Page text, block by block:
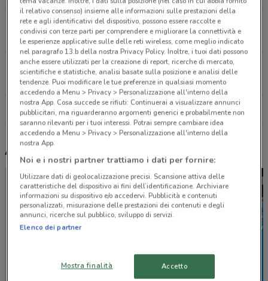
Via Laurentina, 928 Roma
38.1 km
Via Di Tor Cervara, 34 Roma
42.7 km
APERTO
Tutti i negozi Iperceramica
Altri volantini nelle vicinanze
il relativo consenso) insieme alle informazioni sulle prestazioni della
rete e agli identificativi del dispositivo, possono essere raccolte e
condivisi con terze parti per comprendere e migliorare la connettività e
le esperienze applicative sulle delle reti wireless, come meglio indicato
nel paragrafo 13.b della nostra Privacy Policy. Inoltre, i tuoi dati possono
anche essere utilizzati per la creazione di report, ricerche di mercato,
scientifiche e statistiche, analisi basate sulla posizione e analisi delle
tendenze. Puoi modificare le tue preferenze in qualsiasi momento
accedendo a Menu > Privacy > Personalizzazione all'interno della
nostra App. Cosa succede se rifiuti: Continuerai a visualizzare annunci
pubblicitari, ma riguarderanno argomenti generici e probabilmente non
saranno rilevanti per i tuoi interessi. Potrai sempre cambiare idea
accedendo a Menu > Privacy > Personalizzazione all'interno della
nostra App.
Noi e i nostri partner trattiamo i dati per fornire:
Utilizzare dati di geolocalizzazione precisi. Scansione attiva delle
caratteristiche del dispositivo ai fini dell’identificazione. Archiviare
informazioni su dispositivo e/o accedervi. Pubblicità e contenuti
personalizzati, misurazione delle prestazioni dei contenuti e degli
annunci, ricerche sul pubblico, sviluppo di servizi.
Elenco dei partner
Mostra finalità Accetto